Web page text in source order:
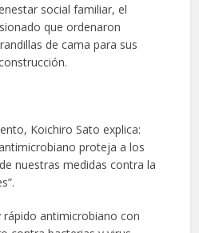
social familiar, el
que ordenaron
de cama para sus
Koichiro Sato explica:
proteja a los
nuestras medidas contra la
antimicrobiano con